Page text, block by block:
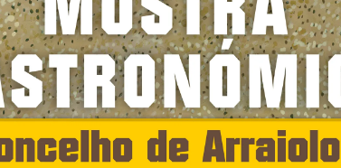
Termo de Pesquisa